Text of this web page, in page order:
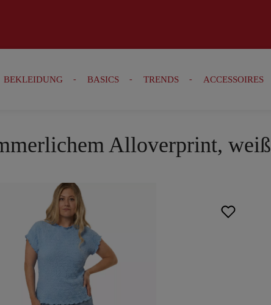
BEKLEIDUNG BASICS TRENDS ACCESSOIRES
Alloverprint, weiß